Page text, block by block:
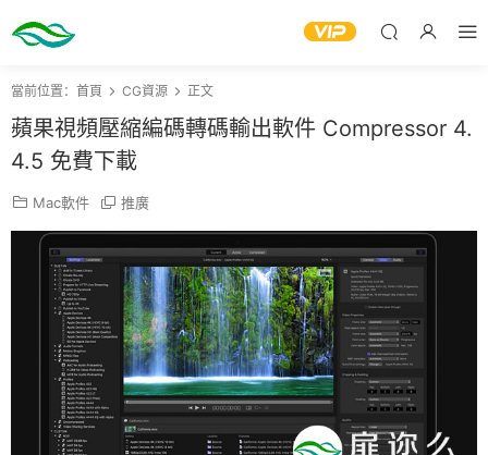
當前位置： 首頁 CG資源 正文
蘋果視頻壓縮編碼轉碼輸出軟件 Compressor 4.
4.5 免費下載
Mac軟件 推廣